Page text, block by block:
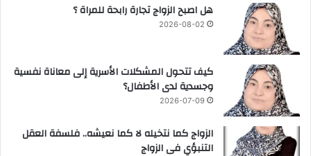
هل اصبح الزواج تجارة رابحة للمراة ؟
2026-08-02
كيف تتحول المشكلات الأسرية إلى معاناة نفسية
وجسدية لدى الأطفال؟
2026-07-09
الزواج كما نتخيله لا كما نعيشه.. فلسفة العقل
التنبؤي فى الزواج